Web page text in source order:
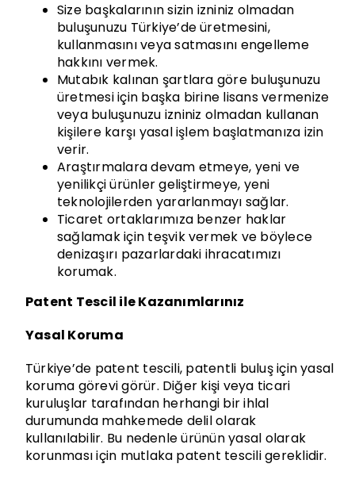
Size başkalarının sizin izniniz olmadan
buluşunuzu Türkiye’de üretmesini,
kullanmasını veya satmasını engelleme
hakkını vermek.
Mutabık kalınan şartlara göre buluşunuzu
üretmesi için başka birine lisans vermenize
veya buluşunuzu izniniz olmadan kullanan
kişilere karşı yasal işlem başlatmanıza izin
verir.
Araştırmalara devam etmeye, yeni ve
yenilikçi ürünler geliştirmeye, yeni
teknolojilerden yararlanmayı sağlar.
Ticaret ortaklarımıza benzer haklar
sağlamak için teşvik vermek ve böylece
denizaşırı pazarlardaki ihracatımızı
korumak.
Patent Tescil ile Kazanımlarınız
Yasal Koruma
Türkiye’de patent tescili, patentli buluş için yasal
koruma görevi görür. Diğer kişi veya ticari
kuruluşlar tarafından herhangi bir ihlal
durumunda mahkemede delil olarak
kullanılabilir. Bu nedenle ürünün yasal olarak
korunması için mutlaka patent tescili gereklidir.